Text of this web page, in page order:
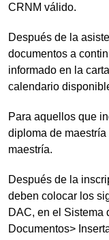
CRNM válido.
Después de la
documentos a
informado en la
calendario
Para aquellos que
diploma de
maestría.
Después de la
deben colocar los
DAC, en el Sistema
Documentos>